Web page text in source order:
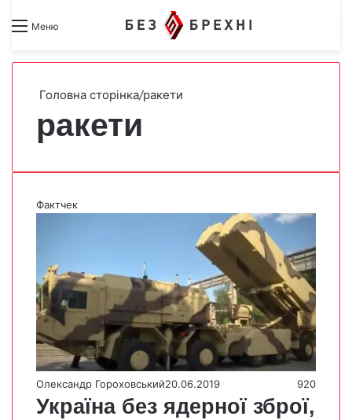
Меню Search forSwitch skin
Головна сторінка/ракети
ракети
Фактчек
Олександр Гороховський20.06.2019 920
Україна без ядерної зброї,